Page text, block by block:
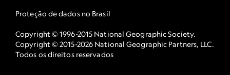
Proteção de dados no Brasil
Copyright © 1996-2015 National Geographic Society.
Copyright © 2015-2026 National Geographic Partners, LLC.
Todos os direitos reservados